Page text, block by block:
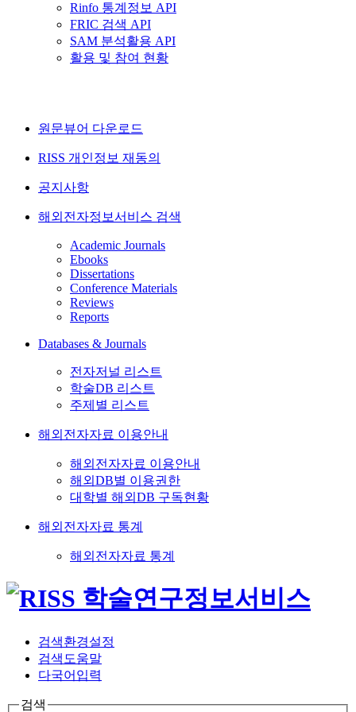
Rinfo 통계정보 API
FRIC 검색 API
SAM 분석활용 API
활용 및 참여 현황
원문뷰어 다운로드
RISS 개인정보 재동의
공지사항
해외전자정보서비스 검색
Academic Journals
Ebooks
Dissertations
Conference Materials
Reviews
Reports
Databases & Journals
전자저널 리스트
학술DB 리스트
주제별 리스트
해외전자자료 이용안내
해외전자자료 이용안내
해외DB별 이용권한
대학별 해외DB 구독현황
해외전자자료 통계
해외전자자료 통계
검색환경설정
검색도움말
다국어입력
검색